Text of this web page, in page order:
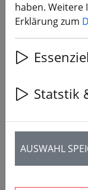
‹
haben.
Erklärung zum
Statstik
AUSWAHL